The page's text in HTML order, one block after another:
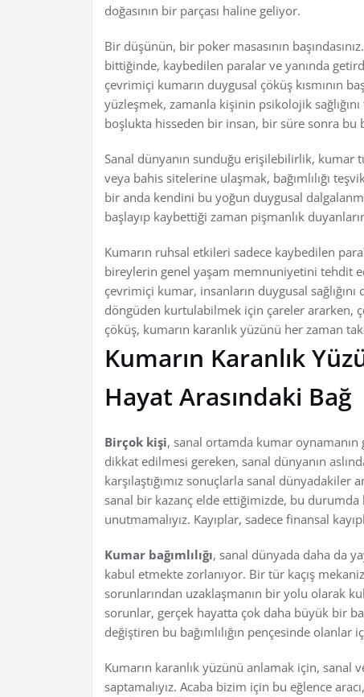
doğasının bir parçası haline geliyor.
Bir düşünün, bir poker masasının
bittiğinde, kaybedilen paralar ve yanında
çevrimiçi kumarın duygusal çöküş kısmının
yüzleşmek, zamanla kişinin psikolojik
boşlukta hisseden bir insan, bir süre sonra
Sanal dünyanın sunduğu erişilebilirlik, kumar
veya bahis sitelerine ulaşmak, bağımlılığı
bir anda kendini bu yoğun duygusal
başlayıp kaybettiği zaman pişmanlık
Kumarın ruhsal etkileri sadece kaybedilen
bireylerin genel yaşam memnuniyetini tehdit
çevrimiçi kumar, insanların duygusal
döngüden kurtulabilmek için çareler ararken,
çöküş, kumarın karanlık yüzünü her zaman
Kumarın Karanlık
Hayat Arasındaki Bağ
Birçok kişi, sanal ortamda kumar
dikkat edilmesi gereken, sanal dünyanın
karşılaştığımız sonuçlarla sanal
sanal bir kazanç elde ettiğimizde, bu
unutmamalıyız. Kayıplar, sadece finansal
Kumar bağımlılığı, sanal dünyada daha da
kabul etmekte zorlanıyor. Bir tür kaçış
sorunlarından uzaklaşmanın bir yolu olarak
sorunlar, gerçek hayatta çok daha büyük bir
değiştiren bu bağımlılığın pençesinde
Kumarın karanlık yüzünü anlamak için, sanal
saptamalıyız. Acaba bizim için bu eğlence